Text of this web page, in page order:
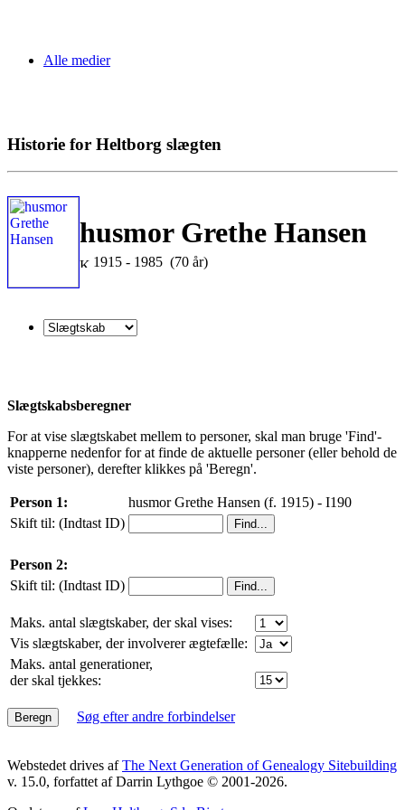
Alle medier
Historie for Heltborg slægten
husmor Grethe Hansen
1915 - 1985 (70 år)
Slægtskabsberegner
For at vise slægtskabet mellem to personer, skal man bruge 'Find'-
knapperne nedenfor for at finde de aktuelle personer (eller behold de
viste personer), derefter klikkes på 'Beregn'.
Person 1:
husmor Grethe Hansen (f. 1915) - I190
Skift til: (Indtast ID)
Person 2:
Skift til: (Indtast ID)
Maks. antal slægtskaber, der skal vises:
Vis slægtskaber, der involverer ægtefælle:
Maks. antal generationer,
der skal tjekkes:
Søg efter andre forbindelser
Webstedet drives afThe Next Generation of Genealogy Sitebuilding
v. 15.0, forfattet af Darrin Lythgoe © 2001-2026.